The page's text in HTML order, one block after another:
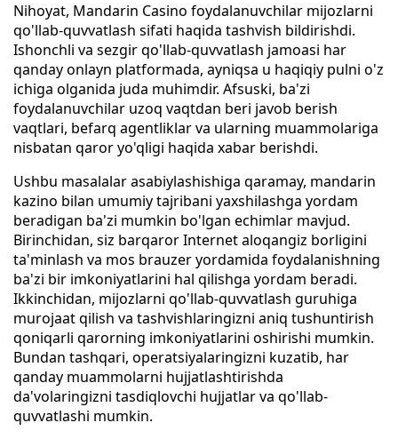
Nihoyat, Mandarin Casino foydalanuvchilar mijozlarni
qo'llab-quvvatlash sifati haqida tashvish bildirishdi.
Ishonchli va sezgir qo'llab-quvvatlash jamoasi har
qanday onlayn platformada, ayniqsa u haqiqiy pulni o'z
ichiga olganida juda muhimdir. Afsuski, ba'zi
foydalanuvchilar uzoq vaqtdan beri javob berish
vaqtlari, befarq agentliklar va ularning muammolariga
nisbatan qaror yo'qligi haqida xabar berishdi.
Ushbu masalalar asabiylashishiga qaramay, mandarin
kazino bilan umumiy tajribani yaxshilashga yordam
beradigan ba'zi mumkin bo'lgan echimlar mavjud.
Birinchidan, siz barqaror Internet aloqangiz borligini
ta'minlash va mos brauzer yordamida foydalanishning
ba'zi bir imkoniyatlarini hal qilishga yordam beradi.
Ikkinchidan, mijozlarni qo'llab-quvvatlash guruhiga
murojaat qilish va tashvishlaringizni aniq tushuntirish
qoniqarli qarorning imkoniyatlarini oshirishi mumkin.
Bundan tashqari, operatsiyalaringizni kuzatib, har
qanday muammolarni hujjatlashtirishda
da'volaringizni tasdiqlovchi hujjatlar va qo'llab-
quvvatlashi mumkin.